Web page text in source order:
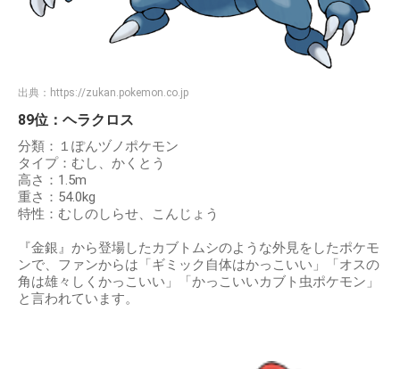
出典： https://zukan.pokemon.co.jp
89位：ヘラクロス
分類：１ぽんヅノポケモン
タイプ：むし、かくとう
高さ：1.5m
重さ：54.0kg
特性：むしのしらせ、こんじょう
『金銀』から登場したカブトムシのような外見をしたポケモ
ンで、ファンからは「ギミック自体はかっこいい」「オスの
角は雄々しくかっこいい」「かっこいいカブト虫ポケモン」
と言われています。